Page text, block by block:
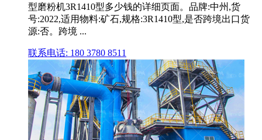
型磨粉机3R1410型多少钱的详细页面。品牌:中州,货
号:2022,适用物料:矿石,规格:3R1410型,是否跨境出口货
源:否。跨境 ...
联系电话: 180 3780 8511